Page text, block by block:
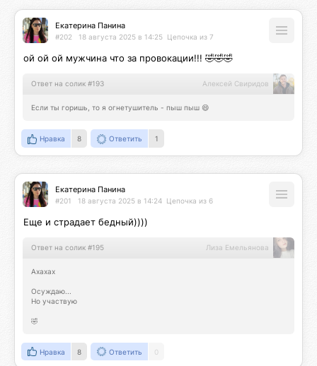
Екатерина Панина
#202 18 августа 2025 в 14:25 Цепочка из 7
ой ой ой мужчина что за провокации!!! 🤣🤣🤣
Ответ на солик #193 Алексей Свиридов
Если ты горишь, то я огнетушитель - пыш пыш 😄
Нравка 8 Ответить 1
Екатерина Панина
#201 18 августа 2025 в 14:24 Цепочка из 6
Еще и страдает бедный))))
Ответ на солик #195 Лиза Емельянова
Ахахах
Осуждаю...
Но участвую
🤣
Нравка 8 Ответить 0